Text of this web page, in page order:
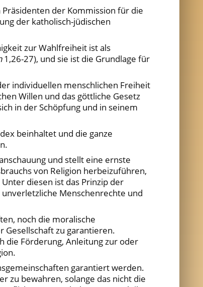
der Kommission für die
der katholisch-jüdischen
zur Wahlfreiheit ist als
1,26-27), und sie ist die Grundlage für
individuellen menschlichen Freiheit
Willen und das göttliche Gesetz
in der Schöpfung und in seinem
beinhaltet und die ganze
und stellt eine ernste
von Religion herbeizuführen,
diesen ist das Prinzip der
Menschenrechte und
noch die moralische
Gesellschaft zu garantieren.
die Förderung, Anleitung zur oder
garantiert werden.
zu bewahren, solange das nicht die